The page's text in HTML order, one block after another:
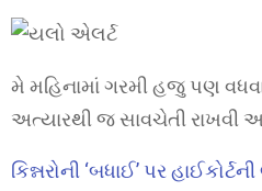
મે મહિનામાં ગરમી હજુ પણ
અત્યારથી જ સાવચેતી રાખવી
કિન્નરોની ‘બધાઈ’ પર